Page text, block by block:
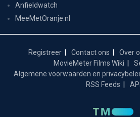
Anfieldwatch
MeeMetOranje.nl
Registreer Contact ons Over
MovieMeter Films Wiki
Algemene voorwaarden en
RSS Feeds
API